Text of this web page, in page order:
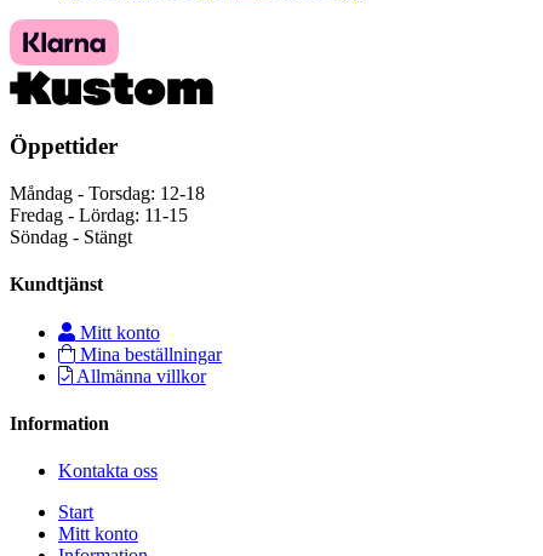
Öppettider
Måndag - Torsdag: 12-18
Fredag - Lördag: 11-15
Söndag - Stängt
Kundtjänst
Mitt konto
Mina beställningar
Allmänna villkor
Information
Kontakta oss
Start
Mitt konto